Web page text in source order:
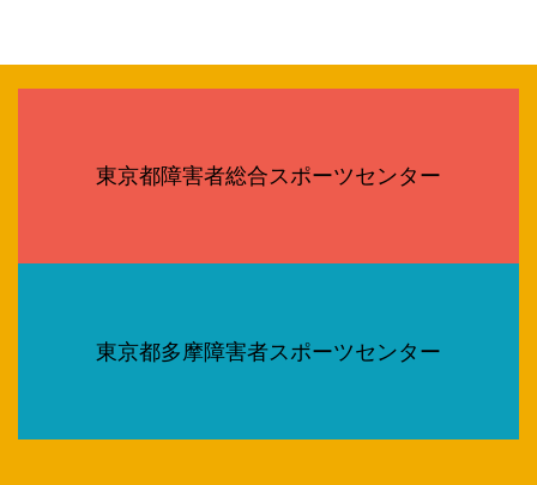
東京都障害者総合スポーツセンター
東京都多摩障害者スポーツセンター